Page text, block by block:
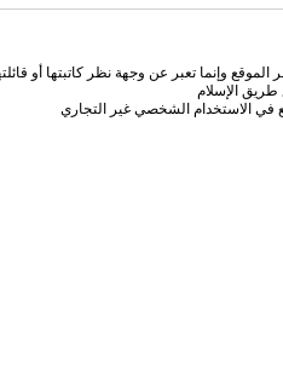
وإنما تعبر عن وجهة نظر كاتبتها أو
الإسلام
في الاستخدام الشخصي غير التجاري